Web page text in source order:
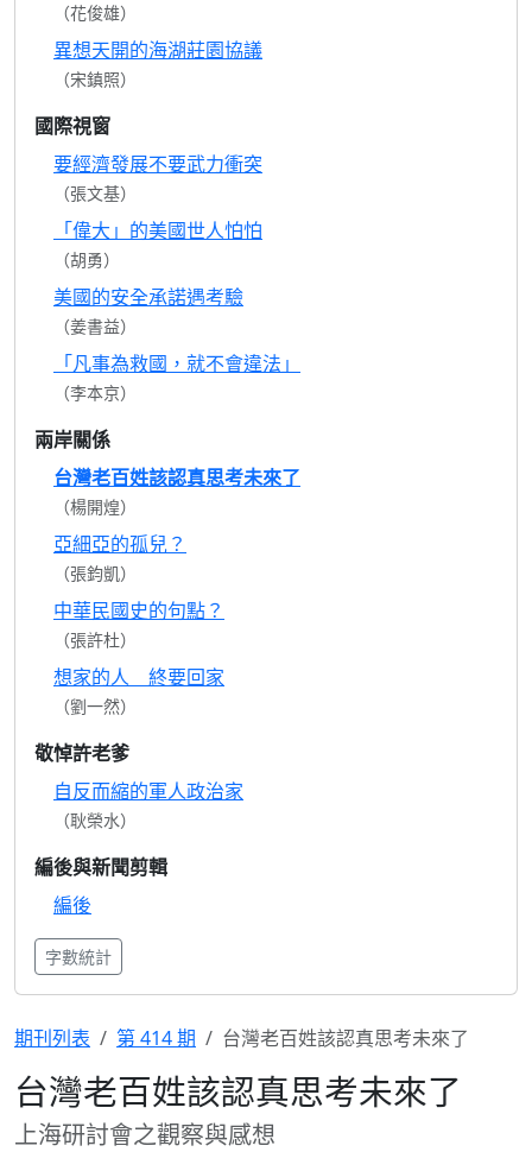
（花俊雄）
異想天開的海湖莊園協議
（宋鎮照）
國際視窗
要經濟發展不要武力衝突
（張文基）
「偉大」的美國世人怕怕
（胡勇）
美國的安全承諾遇考驗
（姜書益）
「凡事為救國，就不會違法」
（李本京）
兩岸關係
台灣老百姓該認真思考未來了
（楊開煌）
亞細亞的孤兒？
（張鈞凱）
中華民國史的句點？
（張許杜）
想家的人 終要回家
（劉一然）
敬悼許老爹
自反而縮的軍人政治家
（耿榮水）
編後與新聞剪輯
編後
字數統計
期刊列表 第 414 期 台灣老百姓該認真思考未來了
台灣老百姓該認真思考未來了
上海研討會之觀察與感想